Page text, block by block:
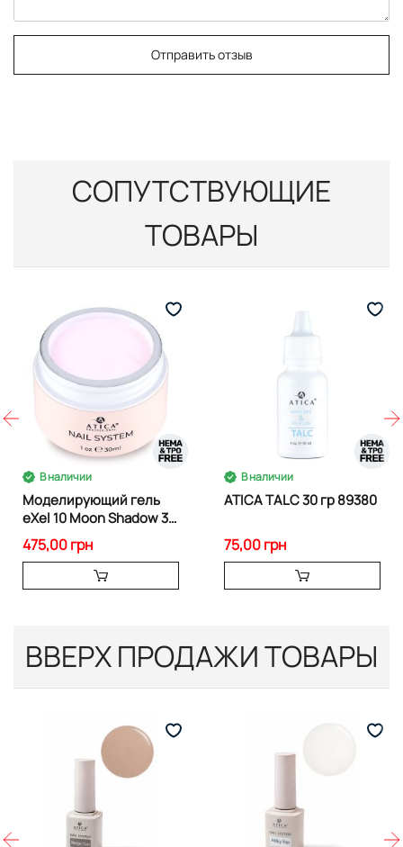
Отправить отзыв
СОПУТСТВУЮЩИЕ
ТОВАРЫ
В наличии
Моделирующий гель
eXel 10 Moon Shadow 30
ml
475,00 грн
В наличии
ATICA TALC 30 гр 89380
75,00 грн
ВВЕРХ ПРОДАЖИ ТОВАРЫ